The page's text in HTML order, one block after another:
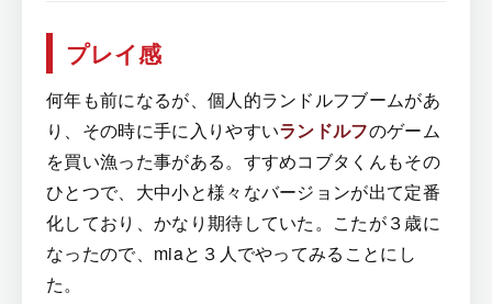
プレイ感
何年も前になるが、個人的ランドルフブームがあ
り、その時に手に入りやすいランドルフのゲーム
を買い漁った事がある。すすめコブタくんもその
ひとつで、大中小と様々なバージョンが出て定番
化しており、かなり期待していた。こたが３歳に
なったので、miaと３人でやってみることにし
た。